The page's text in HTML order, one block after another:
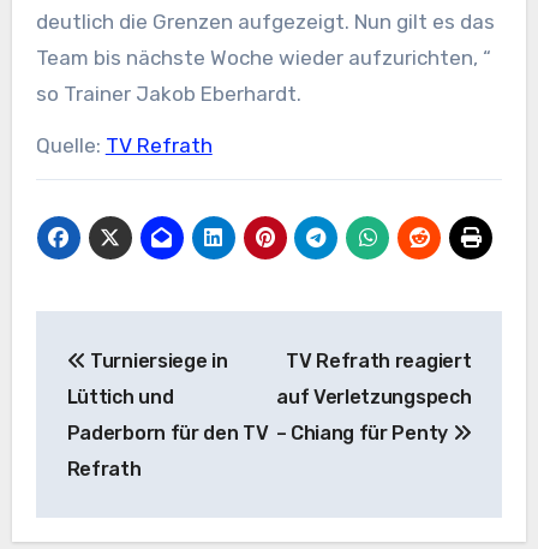
deutlich die Grenzen aufgezeigt. Nun gilt es das
Team bis nächste Woche wieder aufzurichten, “
so Trainer Jakob Eberhardt.
Quelle: TV Refrath
Turniersiege in
Lüttich und
Paderborn für den TV
Refrath
TV Refrath reagiert
auf Verletzungspech
– Chiang für Penty